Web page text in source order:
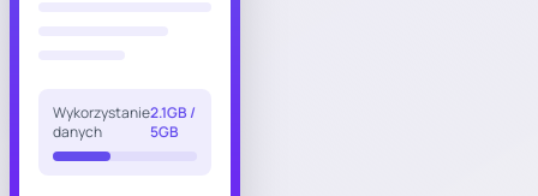
Wykorzystanie
danych
2.1GB /
5GB